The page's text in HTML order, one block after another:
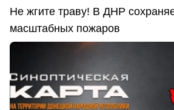
Не жгите траву! В ДНР
масштабных пожаров